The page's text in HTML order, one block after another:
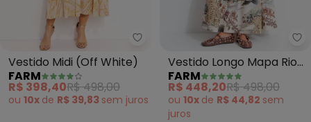
Farm - Vestido Midi (Off White)
Vestido Midi (Off White)
FARM
R$ 398,40R$ 498,00
ou 10x de R$ 39,83 sem juros
Vestido Longo Mapa Rio
(Bege)
FARM
R$ 448,20R$ 498,00
ou 10x de R$ 44,82 sem
juros